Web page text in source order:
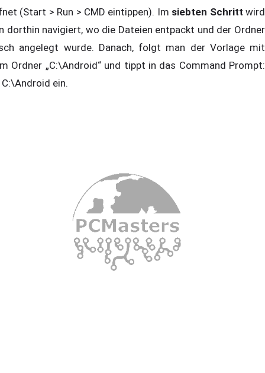
(Start > Run > CMD eintippen). Im siebten Schritt wird
dorthin navigiert, wo die Dateien entpackt und der Ordner
angelegt wurde. Danach, folgt man der Vorlage mit
Ordner „C:\Android“ und tippt in das Command Prompt:
ein.